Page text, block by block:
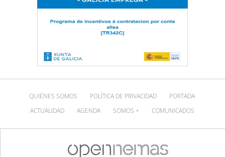
QUIÉNES SOMOS POLÍTICA DE PRIVACIDAD
PORTADA
ACTUALIDAD
AGENDA SOMOS + COMUNICADOS